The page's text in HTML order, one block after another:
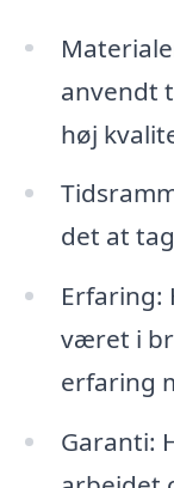
anvendt
høj
det at
været i
erfaring
Garanti: